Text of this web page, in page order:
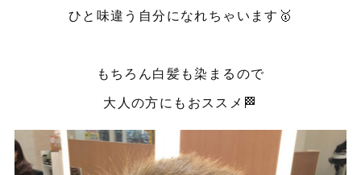
ひと味違う自分になれちゃいます🥇
もちろん白髪も染まるので
大人の方にもおススメ🏁